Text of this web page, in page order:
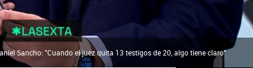
Sancho: "Cuando el juez quita 13 testigos de 20, algo tiene claro"